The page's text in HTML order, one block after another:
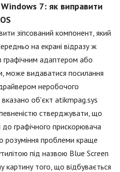
7: як виправити
зіпсований компонент, який
на екрані відразу ж
графічним адаптером або
може видаватися посилання
неробочого
об'єкт atikmpag.sys
стверджувати, що
графічного прискорювача
розуміння проблеми краще
під назвою Blue Screen
картину того, що відбувається